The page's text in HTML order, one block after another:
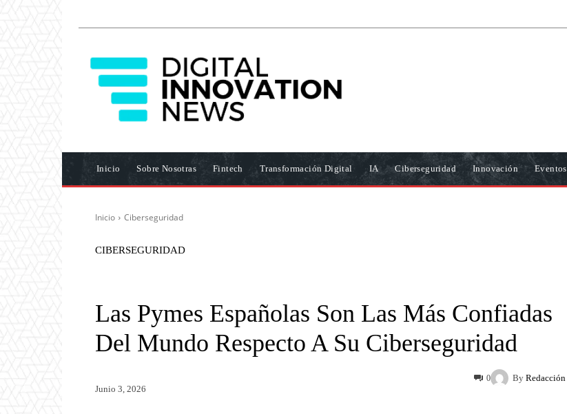
Inicio Sobre Nosotras Fintech Transformación Digital IA Ciberseguridad Innovación Eventos
Inicio Ciberseguridad
CIBERSEGURIDAD
Las Pymes Españolas Son Las Más Confiadas
Del Mundo Respecto A Su Ciberseguridad
By Redacción
Junio 3, 2026
0